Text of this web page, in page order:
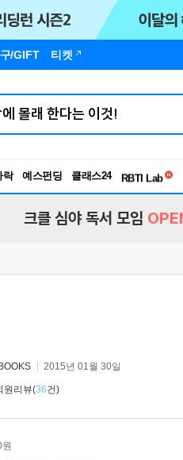
/GIFT 티켓
락 예스펀딩 클래스24
RBTI Lab
독서유형검사
크클 심야 독서 모임
2015년 01월 30일
원리뷰(36건)